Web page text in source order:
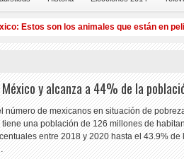
Estos son los animales que están en
y alcanza a 44% de la
número de mexicanos en situación de
una población de 126 millones de
entre 2018 y 2020 hasta el 43.9%